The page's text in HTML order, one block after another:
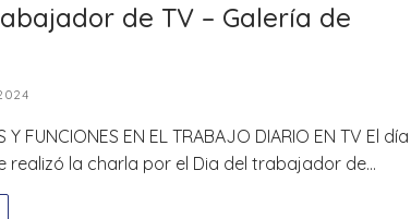
de TV – Galería de
Y FUNCIONES EN EL TRABAJO DIARIO EN TV El día
realizó la charla por el Dia del trabajador de…